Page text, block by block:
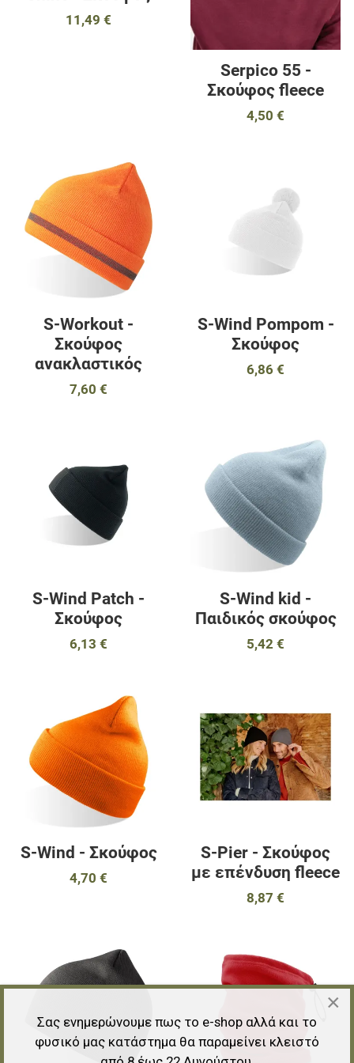
11,49 €
Serpico 55 -
Σκούφος fleece
4,50 €
Προσθήκη για σύγκριση
S-Workout -
Σκούφος
ανακλαστικός
7,60 €
S-Wind Pompom -
Σκούφος
6,86 €
Προσθήκη στα αγαπημένα
Προσθήκη για σύγκριση
Γρήγορη ματιά
S-Wind Patch -
Σκούφος
6,13 €
S-Wind kid -
Παιδικός σκούφος
5,42 €
Προσθήκη για σύγκριση
Γρήγορη ματιά
S-Wind - Σκούφος
4,70 €
S-Pier - Σκούφος
με επένδυση fleece
8,87 €
Προσθήκη στα αγαπημένα
Προσθήκη για σύγκριση
Γρήγορη ματιά
×
Σας ενημερώνουμε πως το e-shop αλλά και το
φυσικό μας κατάστημα θα παραμείνει κλειστό